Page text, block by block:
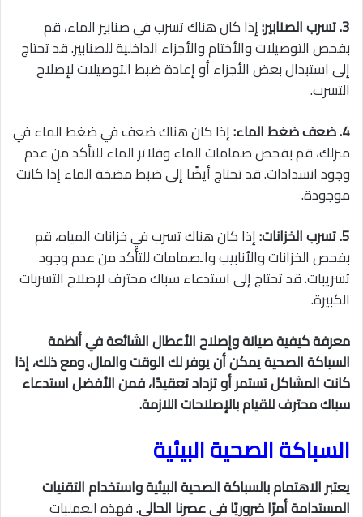
3. تسرب الصنابير:
إذا كان هناك تسرب في صنابير الماء، قم
بفحص التوصيلات والأختام والأجزاء الداخلية للصنابير. قد تحتاج
إلى استبدال بعض الأجزاء أو إعادة ضبط التوصيلات لإصلاح
التسرب.
4. ضعف ضغط الماء:
إذا كان هناك ضعف في ضغط الماء في
منزلك، قم بفحص صمامات الماء وفلاتر الماء للتأكد من عدم
وجود انسدادات. قد تحتاج أيضًا إلى ضبط مضخة الماء إذا كانت
موجودة.
5. تسرب الخزانات:
إذا كان هناك تسرب في خزانات المياه، قم
بفحص الخزانات والأنابيب والصمامات للتأكد من عدم وجود
تسريبات. قد تحتاج إلى استدعاء سباك محترف لإصلاح التسربات
الكبيرة.
معرفة كيفية صيانة وإصلاح الأعطال الشائعة في أنظمة
السباكة الصحية يمكن أن يوفر لك الوقت والمال. ومع ذلك، إذا
كانت المشاكل تستمر أو تزداد تعقيدًا، فمن الأفضل استدعاء
سباك محترف للقيام بالإصلاحات اللازمة.
السباكة الصحية البيئية
يعتبر الاهتمام بالسباكة الصحية البيئية واستخدام التقنيات
المستدامة أمرًا ضروريًا في عصرنا الحالي. فهذه العمليات